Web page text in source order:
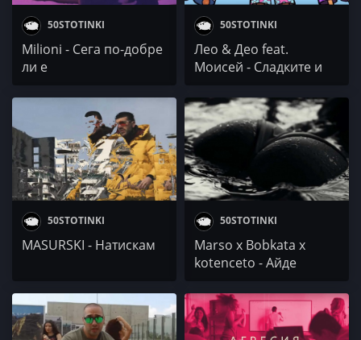
50STOTINKI
Milioni - Сега по-добре
ли е
50STOTINKI
Лео & Део feat.
Моисей - Сладките и
50STOTINKI
MASURSKI - Натискам
50STOTINKI
Marso x Bobkata x
kotenceto - Айде